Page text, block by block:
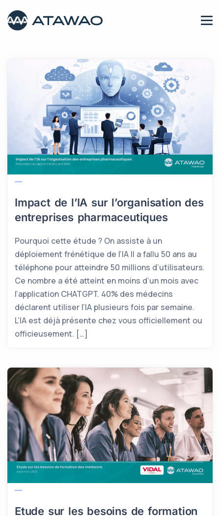
Impact de l’IA sur l’organisation des
entreprises pharmaceutiques
Pourquoi cette étude ? On assiste à un
déploiement frénétique de l’IA Il a fallu 50 ans au
téléphone pour atteindre 50 millions d’utilisateurs.
Ce nombre a été atteint en moins d’un mois avec
l’application CHATGPT. 40% des médecins
déclarent utiliser l’IA plusieurs fois par semaine.
L’IA est déjà présente chez vous officiellement ou
officieusement. […]
Etude sur les besoins de formation